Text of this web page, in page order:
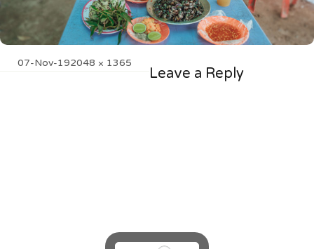
Posted
07-Nov-19Full
2048 × 1365
Leave a Reply